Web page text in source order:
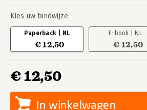
Kies uw bindwijze
Paperback | NL
€ 12,50
E-book | NL
€ 12,50
€ 12,50
In winkelwagen